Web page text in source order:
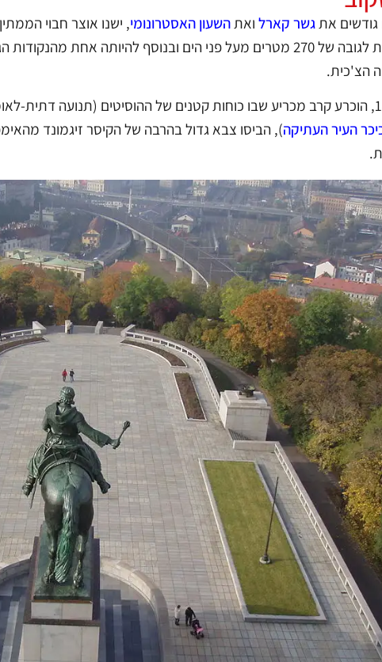
גודשים את גשר קארלואת השעון האסטרונומי, ישנו אוצר חבוי
הגבעה מתנשאת לגובה של 270 מטרים מעל פני הים ובנוסף להיותה
הצ'כית.
כאן, בשנת 1420, הוכרע קרב מכריע שבו כוחות קטנים של ההוסיטים (תנועה
העיר העתיקה), הביסו צבא גדול בהרבה של הקיסר זיגמונד